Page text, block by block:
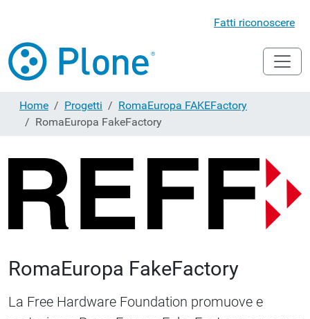
Fatti riconoscere
Home Progetti
RomaEuropa FAKEFactory
RomaEuropa FakeFactory
RomaEuropa FakeFactory
La Free Hardware Foundation promuove e